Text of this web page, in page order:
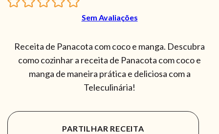
Sem Avaliações
Receita de Panacota com coco e manga. Descubra
como cozinhar a receita de Panacota com coco e
manga de maneira prática e deliciosa com a
Teleculinária!
PARTILHAR RECEITA